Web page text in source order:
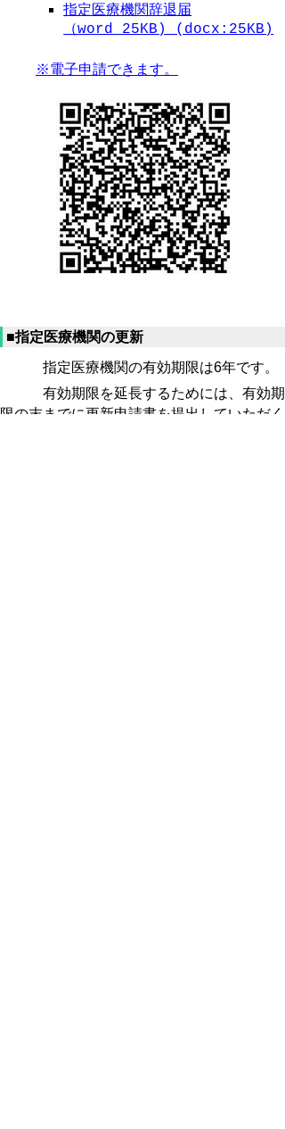
指定医療機関辞退届
（word 25KB) (docx:25KB)
※電子申請できます。
■指定医療機関の更新
指定医療機関の有効期限は6年です。
有効期限を延長するためには、有効期
限の末までに更新申請書を提出していただく